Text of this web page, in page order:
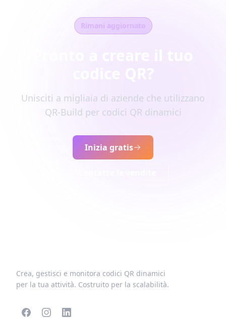
Rimani aggiornato
Unisciti a migliaia di aziende che utilizzano
QR-Build per codici QR dinamici
Inizia gratis
Crea, gestisci e monitora codici QR dinamici
per la tua attività. Costruito per la scalabilità.